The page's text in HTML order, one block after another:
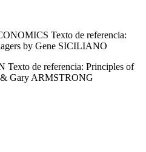
Texto de referencia:
by Gene SICILIANO
de referencia: Principles of
Gary ARMSTRONG